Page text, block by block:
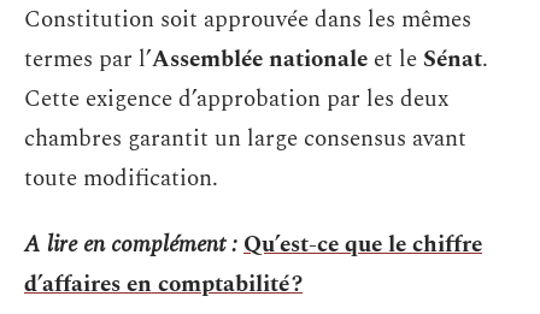
Constitution soit approuvée dans les mêmes
termes par l’Assemblée nationale et le Sénat.
Cette exigence d’approbation par les deux
chambres garantit un large consensus avant
toute modification.
A lire en complément :Qu’est-ce que le chiffre
d’affaires en comptabilité ?